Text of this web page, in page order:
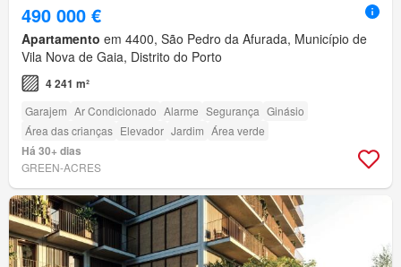
490 000 €
Apartamento em 4400, São Pedro da Afurada, Município de
Vila Nova de Gaia, Distrito do Porto
4 241 m²
Garajem Ar Condicionado Alarme Segurança Ginásio
Área das crianças Elevador Jardim Área verde
Há 30+ dias
GREEN-ACRES